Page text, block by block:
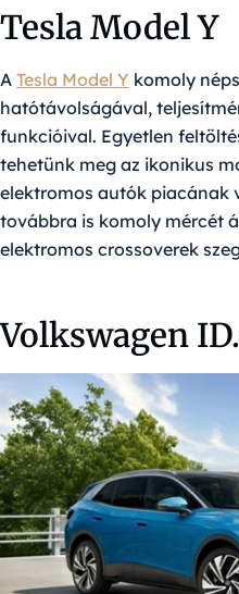
Tesla Model Y
A Tesla Model Y komoly
hatótávolságával,
funkcióival. Egyetlen
tehetünk meg az ikonikus
elektromos autók piacának
továbbra is komoly mércét
elektromos crossoverek
Volkswagen